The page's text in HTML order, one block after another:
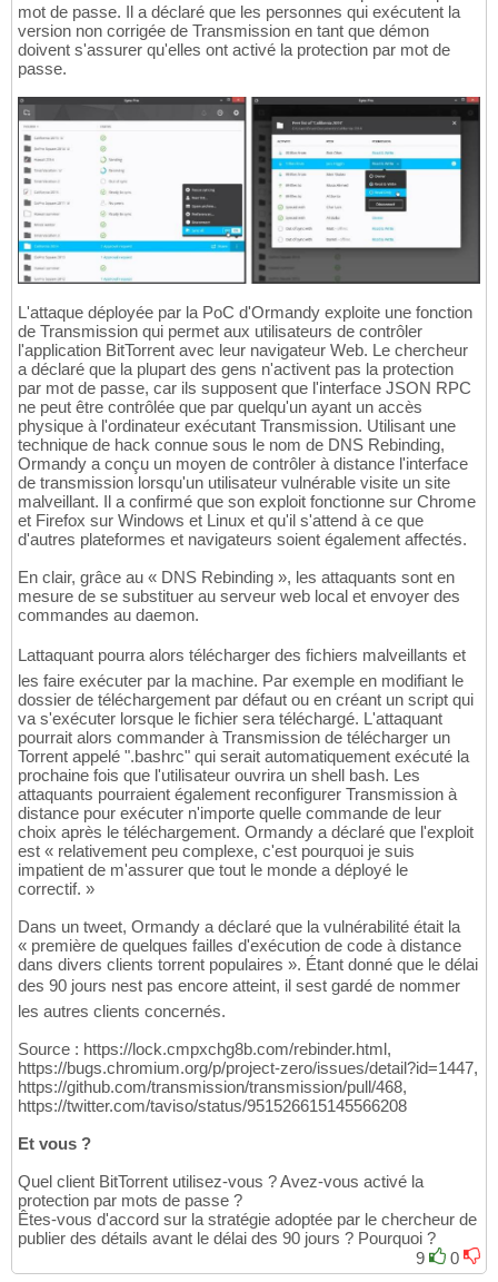
mot de passe. Il a déclaré que les personnes qui exécutent la
version non corrigée de Transmission en tant que démon
doivent s'assurer qu'elles ont activé la protection par mot de
passe.
L'attaque déployée par la PoC d'Ormandy exploite une fonction
de Transmission qui permet aux utilisateurs de contrôler
l'application BitTorrent avec leur navigateur Web. Le chercheur
a déclaré que la plupart des gens n'activent pas la protection
par mot de passe, car ils supposent que l'interface JSON RPC
ne peut être contrôlée que par quelqu'un ayant un accès
physique à l'ordinateur exécutant Transmission. Utilisant une
technique de hack connue sous le nom de DNS Rebinding,
Ormandy a conçu un moyen de contrôler à distance l'interface
de transmission lorsqu'un utilisateur vulnérable visite un site
malveillant. Il a confirmé que son exploit fonctionne sur Chrome
et Firefox sur Windows et Linux et qu'il s'attend à ce que
d'autres plateformes et navigateurs soient également affectés.
En clair, grâce au « DNS Rebinding », les attaquants sont en
mesure de se substituer au serveur web local et envoyer des
commandes au daemon.
Lattaquant pourra alors télécharger des fichiers malveillants et
les faire exécuter par la machine. Par exemple en modifiant le
dossier de téléchargement par défaut ou en créant un script qui
va s'exécuter lorsque le fichier sera téléchargé. L'attaquant
pourrait alors commander à Transmission de télécharger un
Torrent appelé ".bashrc" qui serait automatiquement exécuté la
prochaine fois que l'utilisateur ouvrira un shell bash. Les
attaquants pourraient également reconfigurer Transmission à
distance pour exécuter n'importe quelle commande de leur
choix après le téléchargement. Ormandy a déclaré que l'exploit
est « relativement peu complexe, c'est pourquoi je suis
impatient de m'assurer que tout le monde a déployé le
correctif. »
Dans un tweet, Ormandy a déclaré que la vulnérabilité était la
« première de quelques failles d'exécution de code à distance
dans divers clients torrent populaires ». Étant donné que le délai
des 90 jours nest pas encore atteint, il sest gardé de nommer
les autres clients concernés.
Source : https://lock.cmpxchg8b.com/rebinder.html,
https://bugs.chromium.org/p/project-zero/issues/detail?id=1447,
https://github.com/transmission/transmission/pull/468,
https://twitter.com/taviso/status/951526615145566208
Et vous ?
Quel client BitTorrent utilisez-vous ? Avez-vous activé la
protection par mots de passe ?
Êtes-vous d'accord sur la stratégie adoptée par le chercheur de
publier des détails avant le délai des 90 jours ? Pourquoi ?
9
0